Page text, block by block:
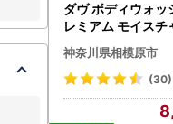
ダヴ ボディウォッ
レミアム モイスチ
ア つめかえ用
着日指定不可 ※離
送不可
神奈川県相模原市
(30)